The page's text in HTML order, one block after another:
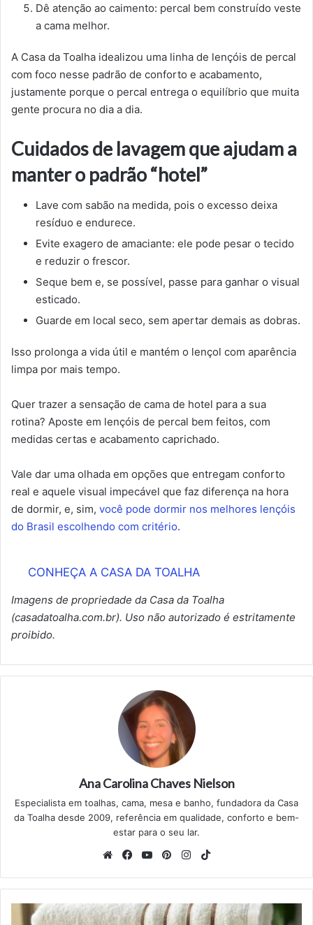
Dê atenção ao caimento: percal bem construído veste
a cama melhor.
A Casa da Toalha idealizou uma linha de lençóis de percal
com foco nesse padrão de conforto e acabamento,
justamente porque o percal entrega o equilíbrio que muita
gente procura no dia a dia.
Cuidados de lavagem que ajudam a
manter o padrão “hotel”
Lave com sabão na medida, pois o excesso deixa
resíduo e endurece.
Evite exagero de amaciante: ele pode pesar o tecido
e reduzir o frescor.
Seque bem e, se possível, passe para ganhar o visual
esticado.
Guarde em local seco, sem apertar demais as dobras.
Isso prolonga a vida útil e mantém o lençol com aparência
limpa por mais tempo.
Quer trazer a sensação de cama de hotel para a sua
rotina? Aposte em lençóis de percal bem feitos, com
medidas certas e acabamento caprichado.
Vale dar uma olhada em opções que entregam conforto
real e aquele visual impecável que faz diferença na hora
de dormir, e, sim, você pode dormir nos melhores lençóis
do Brasil escolhendo com critério.
CONHEÇA A CASA DA TOALHA
Imagens de propriedade da Casa da Toalha
(casadatoalha.com.br). Uso não autorizado é estritamente
proibido.
Ana Carolina Chaves Nielson
Especialista em toalhas, cama, mesa e banho, fundadora da Casa
da Toalha desde 2009, referência em qualidade, conforto e bem-
estar para o seu lar.
WebsiteFacebook
YouTubePinterestInstagram
Como